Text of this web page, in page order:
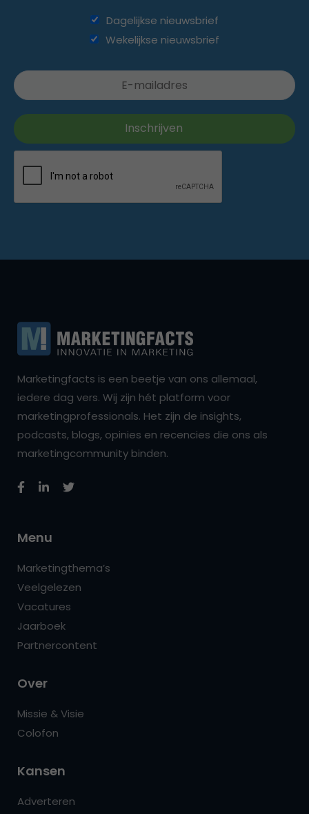
Dagelijkse nieuwsbrief
Wekelijkse nieuwsbrief
Marketingfacts is een beetje van ons allemaal,
iedere dag vers. Wij zijn hét platform voor
marketingprofessionals. Het zijn de insights,
podcasts, blogs, opinies en recencies die ons als
marketingcommunity binden.
Menu
Marketingthema’s
Veelgelezen
Vacatures
Jaarboek
Partnercontent
Over
Missie & Visie
Colofon
Kansen
Adverteren